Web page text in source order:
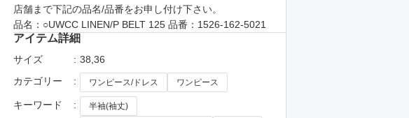
店舗まで下記の品名/品番をお申し付け下さい。
品名：○UWCC LINEN/P BELT 125 品番：1526-162-5021
アイテム詳細
サイズ
38,36
カテゴリー
ワンピース/ドレス ワンピース
キーワード
半袖(袖丈)